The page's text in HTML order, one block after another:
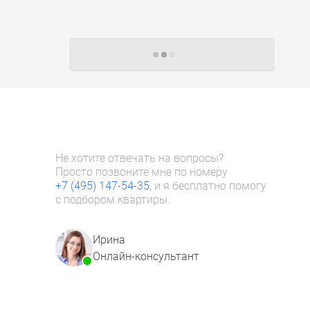
Следующие -24 жилых комплекса
Не хотите отвечать на вопросы?
Просто позвоните мне по номеру
+7 (495) 147-54-35, и я бесплатно помогу
с подбором квартиры.
Ирина
Онлайн-консультант